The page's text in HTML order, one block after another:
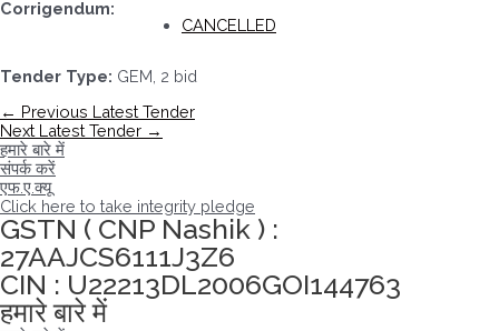
Corrigendum:
CANCELLED
Tender Type: GEM, 2 bid
पोस्ट
नेविगेशन
← Previous Latest Tender
Next Latest Tender →
हमारे बारे में
संपर्क करें
एफ.ए.क्यू
Click here to take integrity pledge
GSTN ( CNP Nashik ) :
27AAJCS6111J3Z6
CIN : U22213DL2006GOI144763
हमारे बारे में